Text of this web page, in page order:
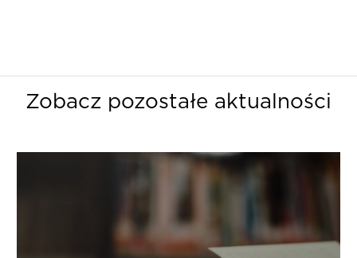
Zobacz pozostałe aktualności